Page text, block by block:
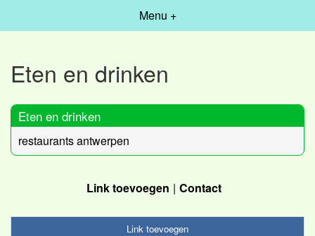
Menu +
Eten en drinken
Eten en drinken
restaurants antwerpen
Link toevoegen Contact
Link toevoegen